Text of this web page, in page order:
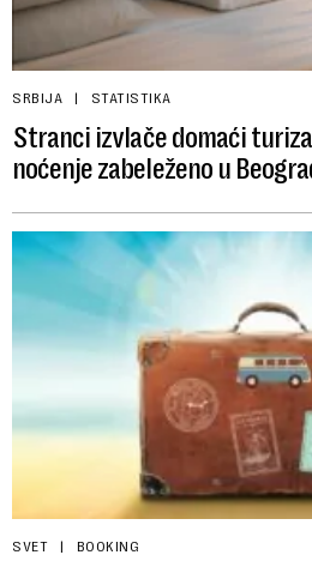
SRBIJA STATISTIKA
Stranci izvlače domaći
noćenje zabeleženo u
SVET BOOKING